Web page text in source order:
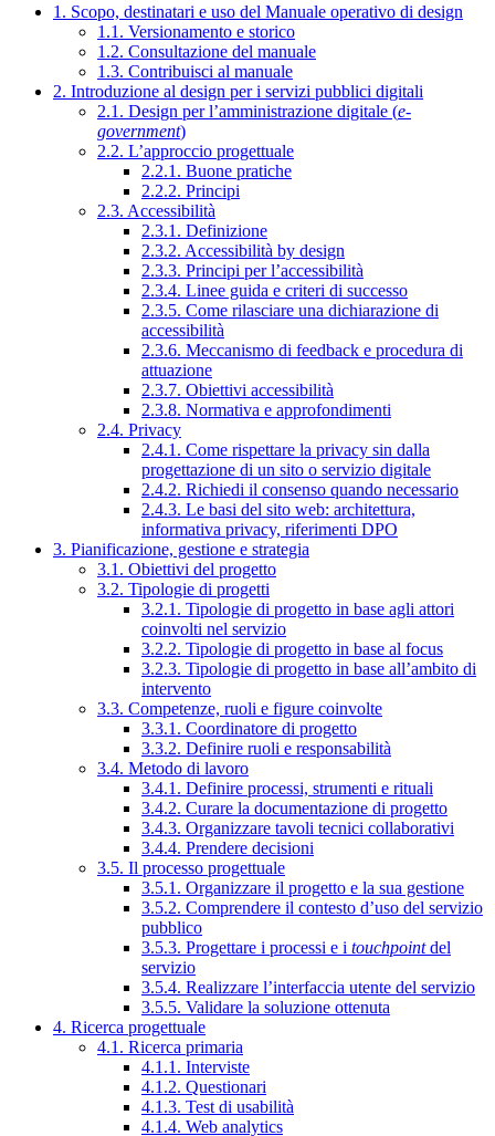
1. Scopo, destinatari e uso del Manuale operativo di design
1.1. Versionamento e storico
1.2. Consultazione del manuale
1.3. Contribuisci al manuale
2. Introduzione al design per i servizi pubblici digitali
2.1. Design per l’amministrazione digitale (e-
government)
2.2. L’approccio progettuale
2.2.1. Buone pratiche
2.2.2. Principi
2.3. Accessibilità
2.3.1. Definizione
2.3.2. Accessibilità by design
2.3.3. Principi per l’accessibilità
2.3.4. Linee guida e criteri di successo
2.3.5. Come rilasciare una dichiarazione di
accessibilità
2.3.6. Meccanismo di feedback e procedura di
attuazione
2.3.7. Obiettivi accessibilità
2.3.8. Normativa e approfondimenti
2.4. Privacy
2.4.1. Come rispettare la privacy sin dalla
progettazione di un sito o servizio digitale
2.4.2. Richiedi il consenso quando necessario
2.4.3. Le basi del sito web: architettura,
informativa privacy, riferimenti DPO
3. Pianificazione, gestione e strategia
3.1. Obiettivi del progetto
3.2. Tipologie di progetti
3.2.1. Tipologie di progetto in base agli attori
coinvolti nel servizio
3.2.2. Tipologie di progetto in base al focus
3.2.3. Tipologie di progetto in base all’ambito di
intervento
3.3. Competenze, ruoli e figure coinvolte
3.3.1. Coordinatore di progetto
3.3.2. Definire ruoli e responsabilità
3.4. Metodo di lavoro
3.4.1. Definire processi, strumenti e rituali
3.4.2. Curare la documentazione di progetto
3.4.3. Organizzare tavoli tecnici collaborativi
3.4.4. Prendere decisioni
3.5. Il processo progettuale
3.5.1. Organizzare il progetto e la sua gestione
3.5.2. Comprendere il contesto d’uso del servizio
pubblico
3.5.3. Progettare i processi e i touchpointdel
servizio
3.5.4. Realizzare l’interfaccia utente del servizio
3.5.5. Validare la soluzione ottenuta
4. Ricerca progettuale
4.1. Ricerca primaria
4.1.1. Interviste
4.1.2. Questionari
4.1.3. Test di usabilità
4.1.4. Web analytics